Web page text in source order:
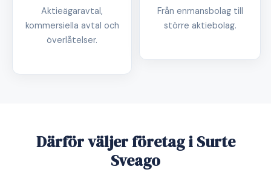
Aktieägaravtal,
kommersiella avtal och
överlåtelser.
Från enmansbolag till
större aktiebolag.
Därför väljer företag i Surte
Sveago